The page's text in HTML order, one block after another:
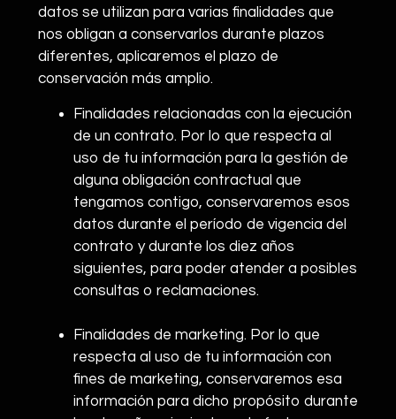
datos se utilizan para varias finalidades que
nos obligan a conservarlos durante plazos
diferentes, aplicaremos el plazo de
conservación más amplio.
Finalidades relacionadas con la ejecución
de un contrato. Por lo que respecta al
uso de tu información para la gestión de
alguna obligación contractual que
tengamos contigo, conservaremos esos
datos durante el período de vigencia del
contrato y durante los diez años
siguientes, para poder atender a posibles
consultas o reclamaciones.
Finalidades de marketing. Por lo que
respecta al uso de tu información con
fines de marketing, conservaremos esa
información para dicho propósito durante